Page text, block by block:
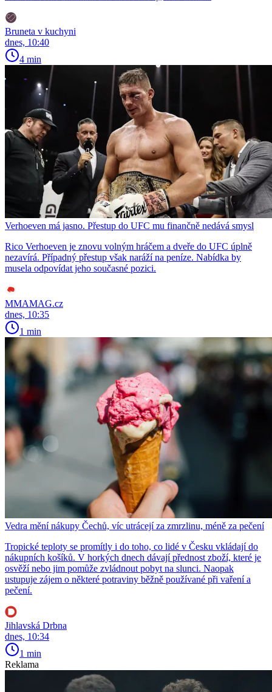
Bruneta v kuchyni
dnes, 10:40
4 min
Verhoeven má jasno. Přestup do UFC mu finančně nedává smysl
Rico Verhoeven je znovu volným hráčem a dveře do UFC úplně
nezavírá. Případný přestup však naráží na peníze. Nabídka by
musela odpovídat jeho současné pozici.
MMAMAG.cz
dnes, 10:35
1 min
Vedra mění nákupy Čechů, víc utrácejí za zmrzlinu, méně za pečení
Tropické teploty se promítly i do toho, co lidé v Česku vkládají do
nákupních košíků. V horkých dnech dávají přednost zboží, které je
osvěží nebo jim pomůže zvládnout pobyt na slunci. Naopak
ustupuje zájem o některé potraviny běžně používané při vaření a
pečení.
Jihlavská Drbna
dnes, 10:34
1 min
Reklama